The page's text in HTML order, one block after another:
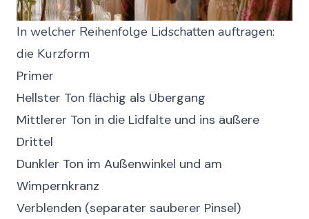
In welcher Reihenfolge Lidschatten auftragen:
die Kurzform
Primer
Hellster Ton flächig als Übergang
Mittlerer Ton in die Lidfalte und ins äußere
Drittel
Dunkler Ton im Außenwinkel und am
Wimpernkranz
Verblenden (separater sauberer Pinsel)